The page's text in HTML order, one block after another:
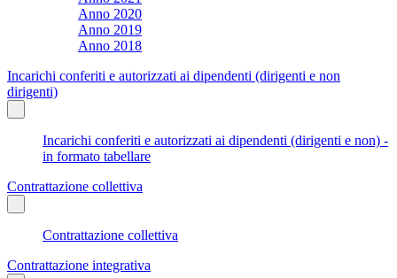
Anno 2020
Anno 2019
Anno 2018
Incarichi conferiti e autorizzati ai dipendenti (dirigenti e non
dirigenti)
Incarichi conferiti e autorizzati ai dipendenti (dirigenti e non) -
in formato tabellare
Contrattazione collettiva
Contrattazione collettiva
Contrattazione integrativa